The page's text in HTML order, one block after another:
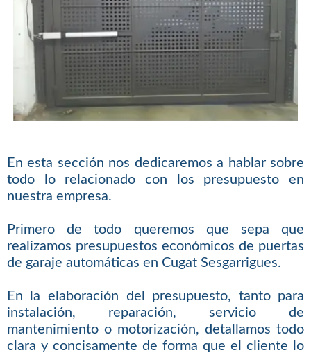
En esta sección nos dedicaremos a hablar sobre
todo lo relacionado con los presupuesto en
nuestra empresa.
Primero de todo queremos que sepa que
realizamos presupuestos económicos de puertas
de garaje automáticas en Cugat Sesgarrigues.
En la elaboración del presupuesto, tanto para
instalación, reparación, servicio de
mantenimiento o motorización, detallamos todo
clara y concisamente de forma que el cliente lo